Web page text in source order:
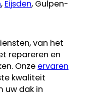
, Eijsden, Gulpen-
van het
repareren en
Onze ervaren
kwaliteit
uw dak in